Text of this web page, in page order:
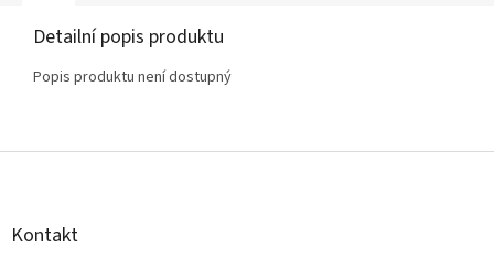
Detailní popis produktu
Popis produktu není dostupný
Z
Kontakt